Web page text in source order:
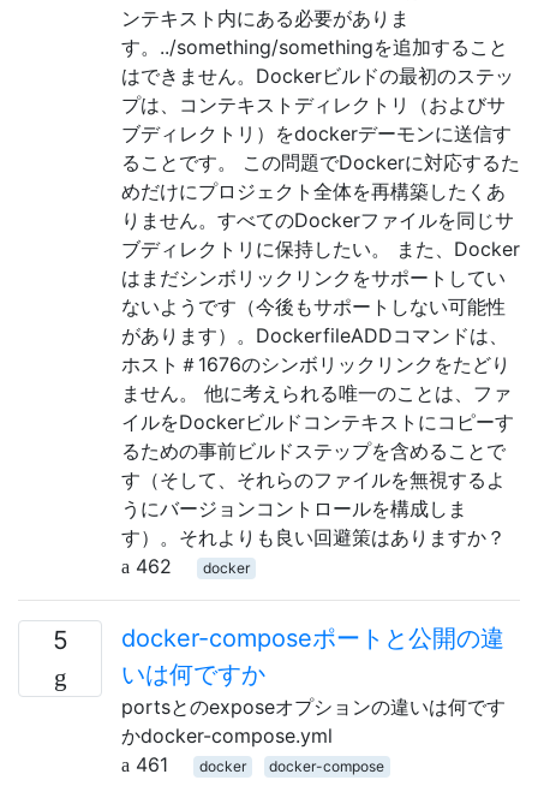
ンテキスト内にある必要がありま
す。../something/somethingを追加すること
はできません。Dockerビルドの最初のステッ
プは、コンテキストディレクトリ（およびサ
ブディレクトリ）をdockerデーモンに送信す
ることです。 この問題でDockerに対応するた
めだけにプロジェクト全体を再構築したくあ
りません。すべてのDockerファイルを同じサ
ブディレクトリに保持したい。 また、Docker
はまだシンボリックリンクをサポートしてい
ないようです（今後もサポートしない可能性
があります）。DockerfileADDコマンドは、
ホスト＃1676のシンボリックリンクをたどり
ません。 他に考えられる唯一のことは、ファ
イルをDockerビルドコンテキストにコピーす
るための事前ビルドステップを含めることで
す（そして、それらのファイルを無視するよ
うにバージョンコントロールを構成しま
す）。それよりも良い回避策はありますか？
462
docker
5
docker-composeポートと公開の違
いは何ですか
portsとのexposeオプションの違いは何です
かdocker-compose.yml
461
docker docker-compose